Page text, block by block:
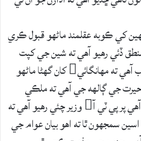
کي ڪوبه عقلمند ماڻهو قبول ڪري
ڏئي رهيو آهي ته شين جي کپت
وڌي آهي ته ان جو مطلب آهي ته مهانگائي کان گهڻا ماڻهو
حيرت جي ڳالهه جي آهي ته ملڪي
معيشت ترو وڃي ورتو آهي پر پي ٽي آ وزير چئي رهيو آهي ته
سمجهون ٿا ته اهو بيان عوام جي